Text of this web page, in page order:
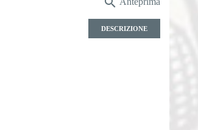
DESCRIZIONE